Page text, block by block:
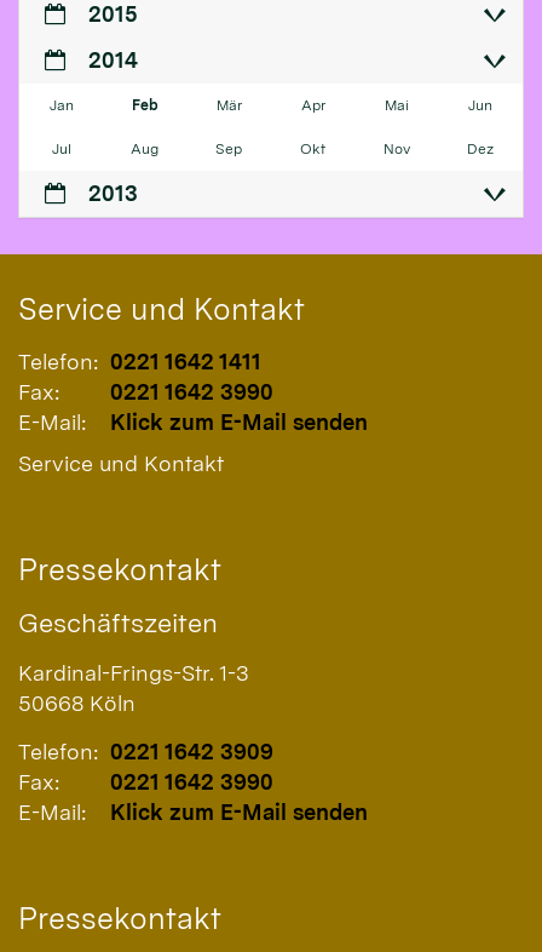
2015
2014
Jan Feb Mär Apr Mai Jun
Jul Aug Sep Okt Nov Dez
2013
Service und Kontakt
Telefon: 0221 1642 1411
Fax:
0221 1642 3990
E-Mail:
Klick zum E-Mail senden
Service und Kontakt
Pressekontakt
Geschäftszeiten
Kardinal-Frings-Str. 1-3
50668 Köln
Telefon: 0221 1642 3909
Fax:
0221 1642 3990
E-Mail:
Klick zum E-Mail senden
Pressekontakt